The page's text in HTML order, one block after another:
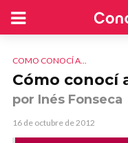
COMO CONOCÍ A...
Cómo conocí
por Inés Fonseca
16 de octubre de 2012